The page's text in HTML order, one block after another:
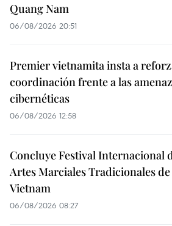
Quang Nam
06/08/2026 20:51
Premier vietnamita insta a
coordinación frente a las
cibernéticas
06/08/2026 12:58
Concluye Festival Internacional
Artes Marciales Tradicionales de
Vietnam
06/08/2026 08:27